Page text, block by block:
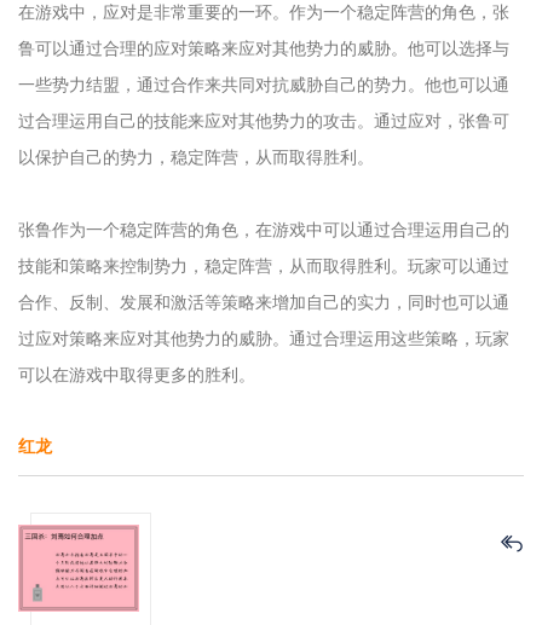
在游戏中，应对是非常重要的一环。作为一个稳定阵营的角色，张
鲁可以通过合理的应对策略来应对其他势力的威胁。他可以选择与
一些势力结盟，通过合作来共同对抗威胁自己的势力。他也可以通
过合理运用自己的技能来应对其他势力的攻击。通过应对，张鲁可
以保护自己的势力，稳定阵营，从而取得胜利。
张鲁作为一个稳定阵营的角色，在游戏中可以通过合理运用自己的
技能和策略来控制势力，稳定阵营，从而取得胜利。玩家可以通过
合作、反制、发展和激活等策略来增加自己的实力，同时也可以通
过应对策略来应对其他势力的威胁。通过合理运用这些策略，玩家
可以在游戏中取得更多的胜利。
红龙